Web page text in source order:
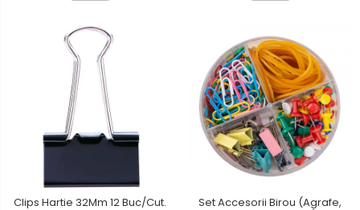
Clips Hartie 32Mm 12 Buc/Cut.
Set Accesorii Birou (Agrafe,